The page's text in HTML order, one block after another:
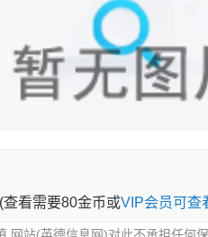
(查看需要80金币或VIP会员可查